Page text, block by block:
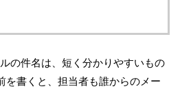
の件名は、短く分かりやすいもの
を書くと、担当者も誰からのメー